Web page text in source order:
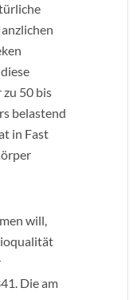
zu 50 bis
belastend
in Fast
will,
Die am